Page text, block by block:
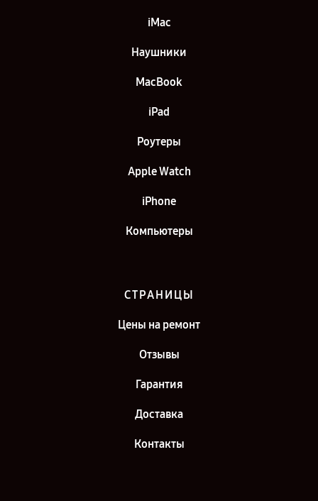
iMac
Наушники
MacBook
iPad
Роутеры
Apple Watch
iPhone
Компьютеры
СТРАНИЦЫ
Цены на ремонт
Отзывы
Гарантия
Доставка
Контакты